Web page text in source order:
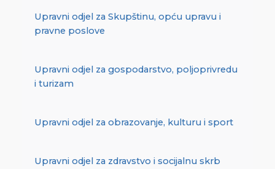
Upravni odjel za Skupštinu, opću upravu i
pravne poslove
Upravni odjel za gospodarstvo, poljoprivredu
i turizam
Upravni odjel za obrazovanje, kulturu i sport
Upravni odjel za zdravstvo i socijalnu skrb